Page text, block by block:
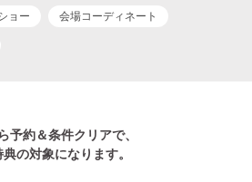
ョー
会場コーディネート
予約＆条件クリアで、
の対象になります。